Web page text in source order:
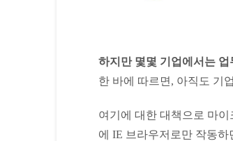
하지만 몇몇 기업에서는
한 바에 따르면, 아직도 기
여기에 대한 대책으로 마
에 IE 브라우저로만 작동